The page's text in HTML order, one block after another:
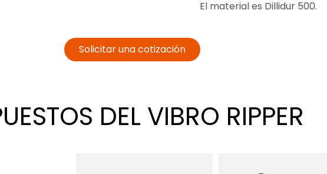
El material es Dillidur 500.
Solicitar una cotización
DEL VIBRO RIPPER